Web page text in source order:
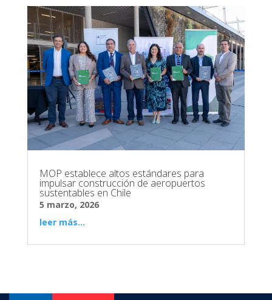
MOP establece altos estándares para
impulsar construcción de aeropuertos
sustentables en Chile
5 marzo, 2026
leer más...